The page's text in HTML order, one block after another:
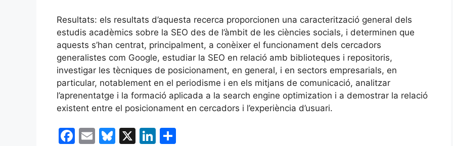
Resultats: els resultats d’aquesta recerca proporcionen una caracterització general dels
estudis acadèmics sobre la SEO des de l’àmbit de les ciències socials, i determinen que
aquests s’han centrat, principalment, a conèixer el funcionament dels cercadors
generalistes com Google, estudiar la SEO en relació amb biblioteques i repositoris,
investigar les tècniques de posicionament, en general, i en sectors empresarials, en
particular, notablement en el periodisme i en els mitjans de comunicació, analitzar
l’aprenentatge i la formació aplicada a la search engine optimization i a demostrar la relació
existent entre el posicionament en cercadors i l’experiència d’usuari.
F
E
Bl X
Li